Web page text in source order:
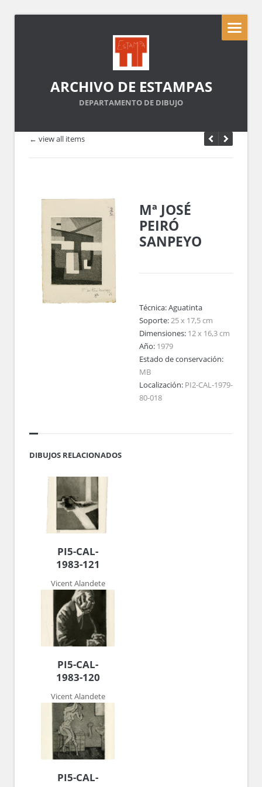
ARCHIVO DE ESTAMPAS
DEPARTAMENTO DE DIBUJO
← view all items
Mª JOSÉ
PEIRÓ
SANPEYO
Técnica:Aguatinta
Soporte:25 x 17,5 cm
Dimensiones: 12 x 16,3 cm
Año: 1979
Estado de conservación:
MB
Localización: PI2-CAL-1979-
80-018
DIBUJOS RELACIONADOS
PI5-CAL-
1983-121
Vicent Alandete
PI5-CAL-
1983-120
Vicent Alandete
PI5-CAL-